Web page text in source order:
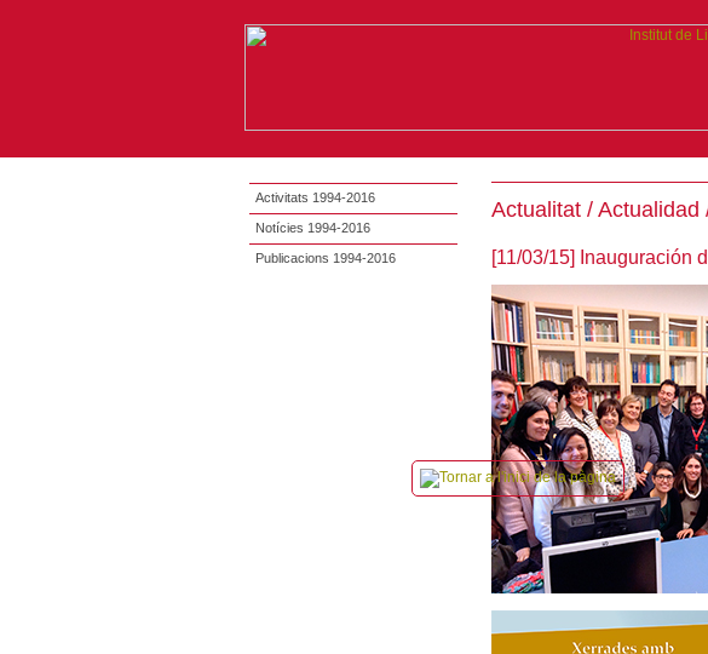
Activitats 1994-2016
Notícies 1994-2016
Publicacions 1994-2016
Actualitat / Actualidad
[11/03/15] Inauguración